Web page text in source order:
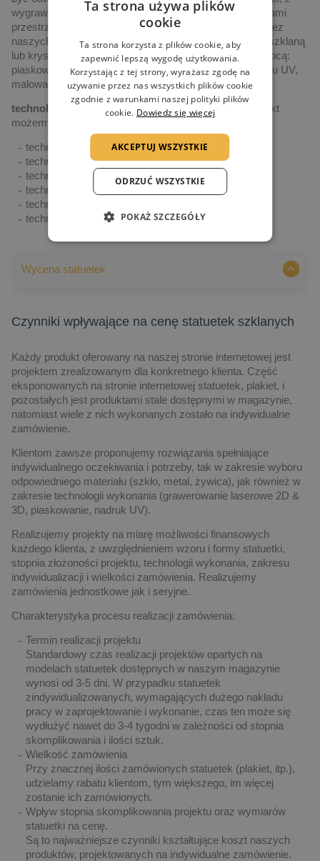
wygrawerowanymi laserowo tekstami, logotypami, figurami
przestrzennymi, kolorystyką, itp., zaprojektowanymi przez
naszych artystów i naniesionymi na statuetkę (lub inną szklaną
lub kryształową formę), różnymi technologiami (za pomocą:
piaskowania, grawerowania laserowego 2D i 3D, nadruku UV,
malowania ręcznego czy maszynowego np. CNC)
technologia indywidualizacji produktu
– każdy produkt
możemy indywidualizować wykorzystując:
technikę piaskowania
technikę grawerowania powierzchniowego 2D
technikę grawerowania wewnętrznego 3D
technikę druku UV
technikę druku termotransferowego
technikę CNC & waterjet
Wycena statuetek
Czynniki wpływające na cenę statuetek szklanych
Każdy produkt oferowany na naszej stronie internetowej jest
projektem zrealizowanym dla konkretnego klienta. Część
eksponowanych na stronie internetowej statuetek, plakiet, i
pozostałych jest produktami stale dostępnymi w magazynie,
natomiast wiele z nich wykonanych zostało na indywidualne
zamówienie.
Klientom zawsze proponujemy rozwiązania spełniające
indywidualnego oczekiwania i potrzeby, tak w zakresie wyboru
odpowiedniego materiału (szkło, metal, żywica), jak również w
zakresie technologii wykonania (grawerowanie laserowe 2D &
3D, piaskowanie, nadruk UV).
Realizujemy projekty na miarę możliwości finansowych
każdego klienta, z uwzględnieniem wzoru i formy statuetki,
stopnia złożoności projektu, technologii wykonania, zakresu
indywidualizacji i wielkości zamówienia. Realizujemy
zamówienia jednostkowe jak i seryjne.
Charakterystyka procesu realizacji zamówienia:
Termin realizacji projektu
Standardowy czas realizacji projektów opartych na
modelach statuetek dostępnych w naszym magazynie
wynosi od 3-5 dni. W przypadku statuetek
zindywidualizowanych, wymagających dużego nakładu
pracy w zaprojektowanie i wykonanie, czas ten może się
wydłużyć nawet do 3-4 tygodni w zależności od stopnia
skomplikowania i ilości sztuk.
Wielkość zamówienia
Przy znacznej ilości zamówionych statuetek (plakiet, itp.),
udzielamy rabatu klientom, tym większego, im więcej
zostanie ich zamówionych.
Wpływ stopnia skomplikowania projektu oraz wymiarów
statuetki na cenę.
Są to najważniejsze czynniki kształtujące koszt naszych
produktów, projektowanych na indywidualne zamówienie.
Ta strona używa plików
cookie
Ta strona korzysta z plików cookie, aby
zapewnić lepszą wygodę użytkowania.
Korzystając z tej strony, wyrażasz zgodę na
używanie przez nas wszystkich plików cookie
zgodnie z warunkami naszej polityki plików
cookie. Dowiedz się więcej
AKCEPTUJ WSZYSTKIE
ODRZUĆ WSZYSTKIE
POKAŻ SZCZEGÓŁY